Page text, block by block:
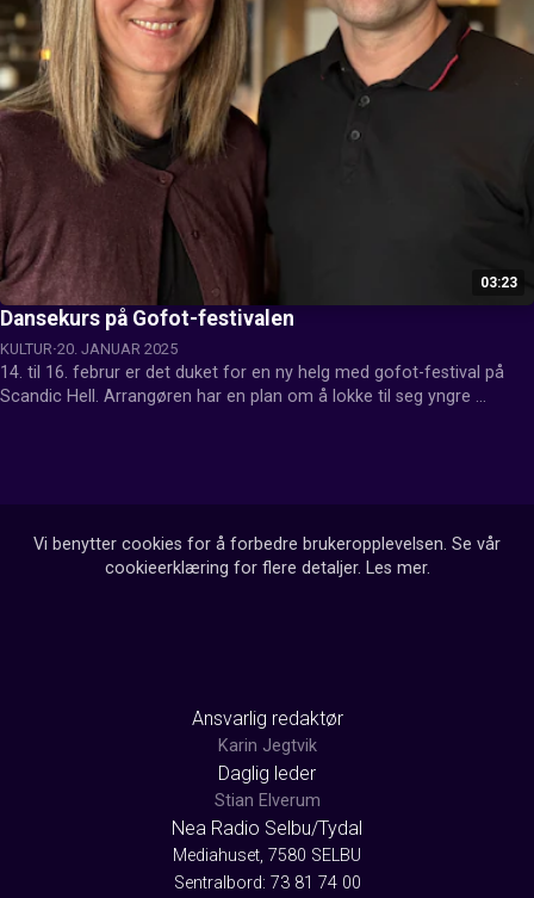
03:23
Dansekurs på Gofot-festivalen
KULTUR 20. JANUAR 2025
14. til 16. februr er det duket for en ny helg med gofot-festival på
Scandic Hell. Arrangøren har en plan om å lokke til seg yngre
Vi benytter cookies for å forbedre brukeropplevelsen. Se vår
cookieerklæring for flere detaljer. Les mer.
Ansvarlig redaktør
Karin Jegtvik
Daglig leder
Stian Elverum
Nea Radio Selbu/Tydal
Mediahuset, 7580 SELBU
Sentralbord: 73 81 74 00